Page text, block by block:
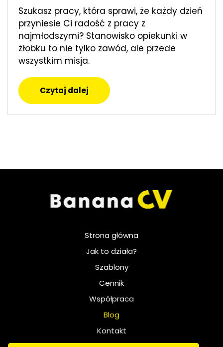
Szukasz pracy, która sprawi, że każdy dzień
przyniesie Ci radość z pracy z
najmłodszymi? Stanowisko opiekunki w
żłobku to nie tylko zawód, ale przede
wszystkim misja.
Czytaj dalej
Strona główna
Jak to działa?
Szablony
Cennik
Współpraca
Blog
Kontakt